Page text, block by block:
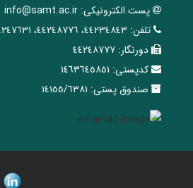
پست الکترونیکی: info@samt.ac.ir
تلفن: ٤٤٢٣٤٨٤٣، ٤٤٢٤٨٧٧٦، ٤٤٢٤٧٦٣١
دورنگار: ٤٤٢٤٨٧٧٧
کدپستی: ١٤٦٣٦٤٥٨٥١
صندوق پستی: ١٤١٥٥/٦٣٨١